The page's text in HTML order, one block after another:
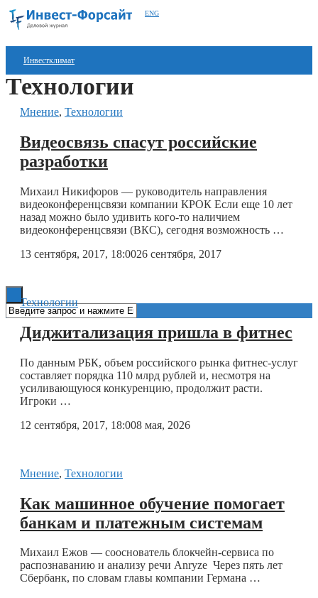
ENG
Инвестклимат
Финансы
Инвестиции
Блокчейн
Технологии
ESG
Книги
Технологии
Мнение, Технологии
Видеосвязь спасут российские
разработки
Михаил Никифоров — руководитель направления
видеоконференцсвязи компании КРОК Если еще 10 лет
назад можно было удивить кого-то наличием
видеоконференцсвязи (ВКС), сегодня возможность …
13 сентября, 2017, 18:0026 сентября, 2017
Технологии
Диджитализация пришла в фитнес
По данным РБК, объем российского рынка фитнес-услуг
составляет порядка 110 млрд рублей и, несмотря на
усиливающуюся конкуренцию, продолжит расти.
Игроки …
12 сентября, 2017, 18:008 мая, 2026
Мнение, Технологии
Как машинное обучение помогает
банкам и платежным системам
Михаил Ежов — сооснователь блокчейн-сервиса по
распознаванию и анализу речи Anryze Через пять лет
Сбербанк, по словам главы компании Германа …